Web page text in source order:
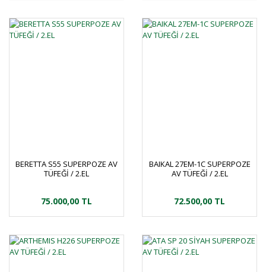
BERETTA S55 SUPERPOZE AV
TÜFEĞİ / 2.EL
75.000,00 TL
BAIKAL 27EM-1C SUPERPOZE
AV TÜFEĞİ / 2.EL
72.500,00 TL